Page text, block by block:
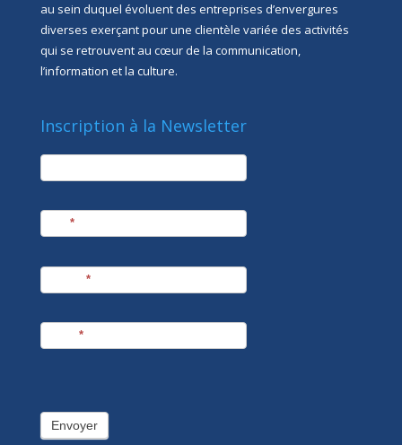
au sein duquel évoluent des entreprises d’envergures
diverses exerçant pour une clientèle variée des activités
qui se retrouvent au cœur de la communication,
l’information et la culture.
Inscription à la Newsletter
newsletter
*
*
*
Envoyer